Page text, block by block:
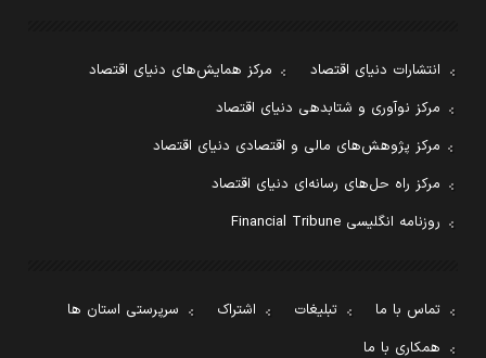
انتشارات دنیای اقتصاد
مرکز همایش‌های دنیای اقتصاد
مرکز نوآوری و شتابدهی دنیای اقتصاد
مرکز پژوهش‌های مالی و اقتصادی دنیای اقتصاد
مرکز راه حل‌های رسانه‌ای دنیای اقتصاد
روزنامه انگلیسی Financial Tribune
تماس با ما تبلیغات اشتراک
سرپرستی استان ها
همکاری با ما